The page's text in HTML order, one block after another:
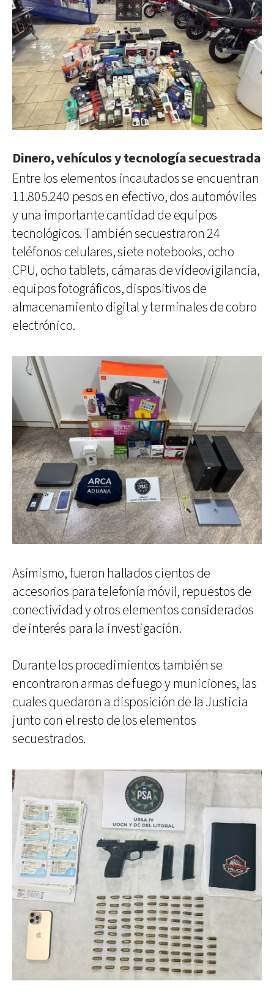
Dinero, vehículos y tecnología secuestrada
Entre los elementos incautados se encuentran
11.805.240 pesos en efectivo, dos automóviles
y una importante cantidad de equipos
tecnológicos. También secuestraron 24
teléfonos celulares, siete notebooks, ocho
CPU, ocho tablets, cámaras de videovigilancia,
equipos fotográficos, dispositivos de
almacenamiento digital y terminales de cobro
electrónico.
Asimismo, fueron hallados cientos de
accesorios para telefonía móvil, repuestos de
conectividad y otros elementos considerados
de interés para la investigación.
Durante los procedimientos también se
encontraron armas de fuego y municiones, las
cuales quedaron a disposición de la Justicia
junto con el resto de los elementos
secuestrados.